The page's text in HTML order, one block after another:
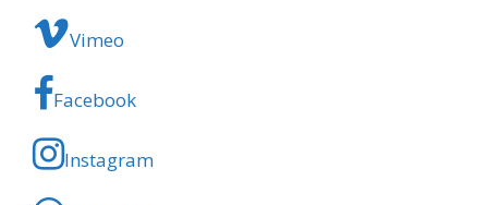
Vimeo
Facebook
Instagram